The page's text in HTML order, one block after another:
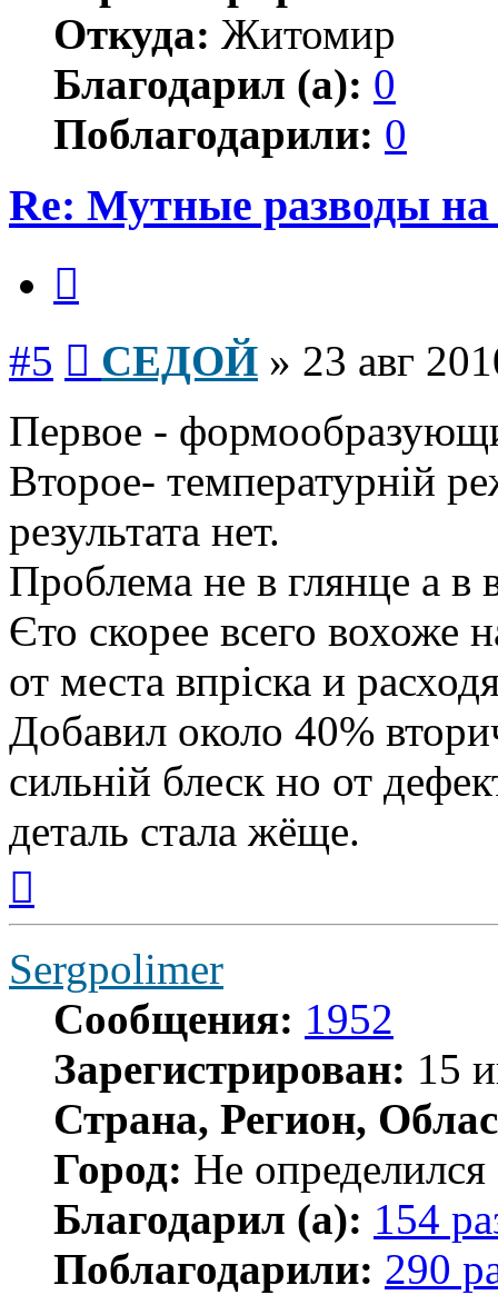
Откуда: Житомир
Благодарил (а): 0
Поблагодарили: 0
Re: Мутные разводы на
#5 СЕДОЙ » 23 авг
Первое -
Второе- температурній
результата нет.
Проблема не в глянце а в
Єто скорее всего вохоже
от места впріска и
Добавил около 40%
сильній блеск но от
деталь стала жёще.
началу
Sergpolimer
Сообщения: 1952
Зарегистрирован: 15
Страна, Регион,
Город: Не определился
Благодарил (а): 154
Поблагодарили: 290